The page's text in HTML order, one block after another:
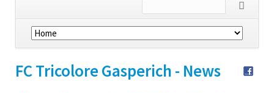
navigation
FC Tricolore Gasperich - News